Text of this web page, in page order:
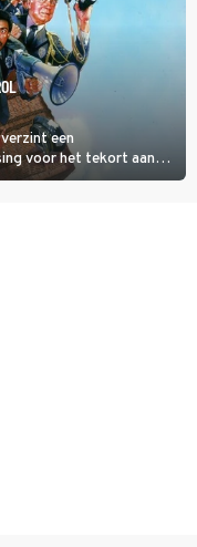
een
voor het tekort aan